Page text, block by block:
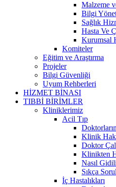
Malzeme
Bilgi
Sağlık
Hasta Ve
Kurumsal
Komiteler
Eğitim ve Araştırma
Projeler
Bilgi Güvenliği
Uyum Rehberleri
HİZMET BİNASI
TIBBİ BİRİMLER
Kliniklerimiz
Acil Tıp
Klinik
Doktor
Klinikten
Nasıl
Sıkça
İç Hastalıkları